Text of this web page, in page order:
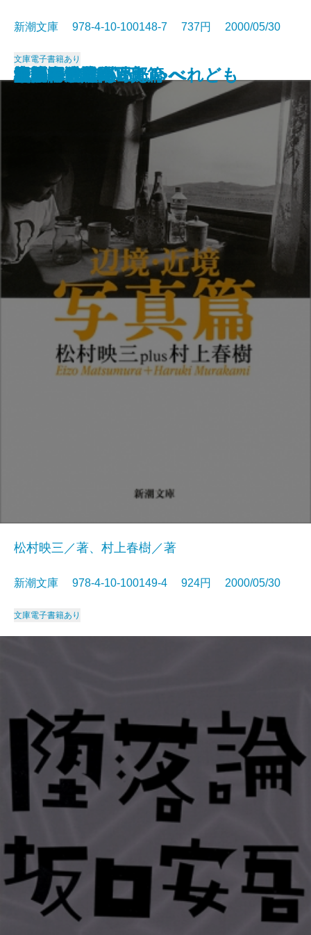
檀
風の男 白洲次郎
婦系図
自閉症だったわたしへ
青春ピカソ
ナイフ
ターン
すいかの匂い
夜明け前に会いたい
辺境・近境
新潮文庫 978-4-10-100148-7 737円 2000/05/30
文庫電子書籍あり
辺境・近境 写真篇
松村映三／著、村上春樹／著
新潮文庫 978-4-10-100149-4 924円 2000/05/30
文庫電子書籍あり
堕落論
しゃべれども しゃべれども
史記の風景
ハンニバル〔上〕
ハンニバル〔下〕
欲望
礼儀作法入門
江戸の暗黒街
中原中也詩集